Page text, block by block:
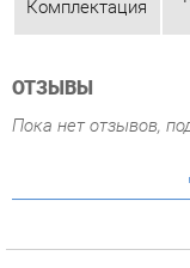
СОСТАВ